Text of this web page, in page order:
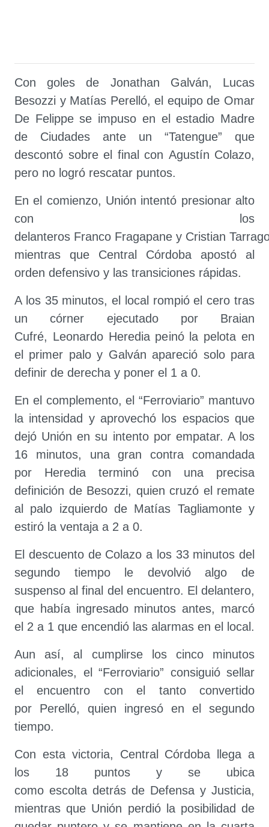
Con goles de Jonathan Galván, Lucas
Besozzi y Matías Perelló, el equipo de Omar
De Felippe se impuso en el estadio Madre
de Ciudades ante un “Tatengue” que
descontó sobre el final con Agustín Colazo,
pero no logró rescatar puntos.
En el comienzo, Unión intentó presionar alto
con los
delanteros Franco Fragapane y Cristian
mientras que Central Córdoba apostó al
orden defensivo y las transiciones rápidas.
A los 35 minutos, el local rompió el cero tras
un córner ejecutado por Braian
Cufré, Leonardo Heredia peinó la pelota en
el primer palo y Galván apareció solo para
definir de derecha y poner el 1 a 0.
En el complemento, el “Ferroviario” mantuvo
la intensidad y aprovechó los espacios que
dejó Unión en su intento por empatar. A los
16 minutos, una gran contra comandada
por Heredia terminó con una precisa
definición de Besozzi, quien cruzó el remate
al palo izquierdo de Matías Tagliamonte y
estiró la ventaja a 2 a 0.
El descuento de Colazo a los 33 minutos del
segundo tiempo le devolvió algo de
suspenso al final del encuentro. El delantero,
que había ingresado minutos antes, marcó
el 2 a 1 que encendió las alarmas en el local.
Aun así, al cumplirse los cinco minutos
adicionales, el “Ferroviario” consiguió sellar
el encuentro con el tanto convertido
por Perelló, quien ingresó en el segundo
tiempo.
Con esta victoria, Central Córdoba llega a
los 18 puntos y se ubica
como escolta detrás de Defensa y Justicia,
mientras que Unión perdió la posibilidad de